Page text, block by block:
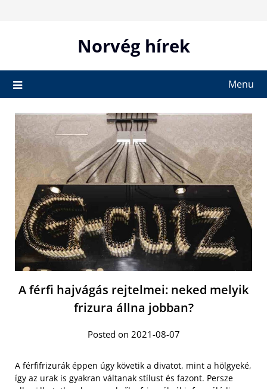
Norvég hírek
Menu
A férfi hajvágás rejtelmei: neked melyik
frizura állna jobban?
Posted on 2021-08-07
A férfifrizurák éppen úgy követik a divatot, mint a hölgyeké,
így az urak is gyakran váltanak stílust és fazont. Persze